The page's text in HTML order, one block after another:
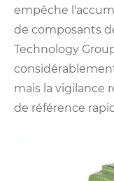
empêche
de composants
Technology
mais la vigilance
de référence